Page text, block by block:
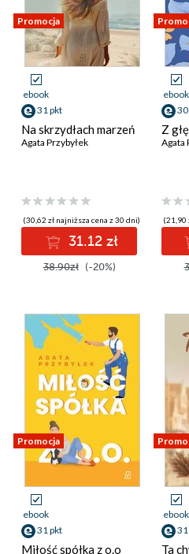
Promocja
ebook
31 pkt
Na skrzydłach marzeń
Agata Przybyłek
(30,62 zł najniższa cena z 30 dni)
31.12 zł
38.90zł (-20%)
ebook
Z
Agata
(21,90
Promocja
ebook
31 pkt
Miłość spółka z o.o
ebook
Ta